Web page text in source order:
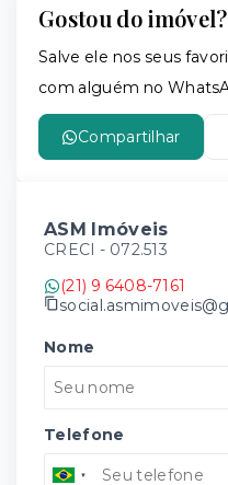
Gostou do imóvel?
Salve ele nos seus
com alguém no
Compartilhar
ASM Imóveis
CRECI - 072.513
(21) 9 6408-7161
Nome
Telefone